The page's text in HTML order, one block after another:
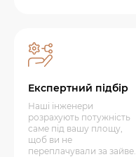
Експертний підбір
Наші інженери
розрахують потужність
саме під вашу площу,
щоб ви не
переплачували за зайве.